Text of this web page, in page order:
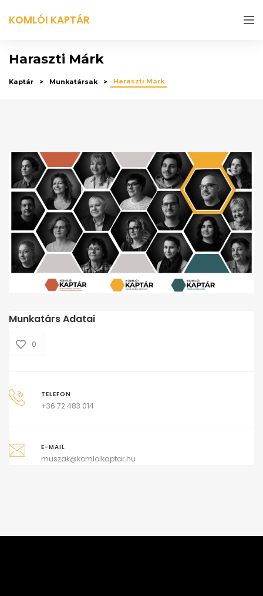
KOMLÓI KAPTÁR
Haraszti Márk
Kaptár Munkatársak Haraszti Márk
Munkatárs Adatai
0
TELEFON
+36 72 483 014
E-MAIL
muszak@komloikaptar.hu